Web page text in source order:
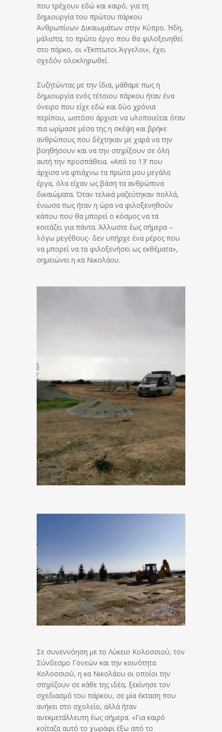
που τρέχουν εδώ και καιρό, για τη
δημιουργία του πρώτου πάρκου
Ανθρωπίνων Δικαιωμάτων στην Κύπρο. Ήδη,
μάλιστα, το πρώτο έργο που θα φιλοξενηθεί
στο πάρκο, οι «Έκπτωτοι Άγγελοι», έχει
σχεδόν ολοκληρωθεί.
Συζητώντας με την ίδια, μάθαμε πως η
δημιουργία ενός τέτοιου πάρκου ήταν ένα
όνειρο που είχε εδώ και δύο χρόνια
περίπου, ωστόσο άρχισε να υλοποιείται όταν
πια ωρίμασε μέσα της η σκέψη και βρήκε
ανθρώπους που δέχτηκαν με χαρά να την
βοηθήσουν και να την στηρίξουν σε όλη
αυτή την προσπάθεια. «Από το 13’ που
άρχισα να φτιάχνω τα πρώτα μου μεγάλα
έργα, όλα είχαν ως βάση τα ανθρώπινα
δικαιώματα. Όταν τελικά μαζεύτηκαν πολλά,
ένιωσα πως ήταν η ώρα να φιλοξενηθούν
κάπου που θα μπορεί ο κόσμος να τα
κοιτάζει για πάντα. Άλλωστε έως σήμερα –
λόγω μεγέθους- δεν υπήρχε ένα μέρος που
να μπορεί να τα φιλοξενήσει ως εκθέματα»,
σημειώνει η κα Νικολάου.
Σε συνεννόηση με το Λύκειο Κολοσσιού, τον
Σύνδεσμο Γονεών και την κοινότητα
Κολοσσιού, η κα Νικολάου οι οποίοι την
στηρίζουν σε κάθε της ιδέα, ξεκίνησε τον
σχεδιασμό του πάρκου, σε μία έκταση που
ανήκει στο σχολείο, αλλά ήταν
ανεκμετάλλευτη έως σήμερα. «Για καιρό
κοίταζα αυτό το χωράφι έξω από το